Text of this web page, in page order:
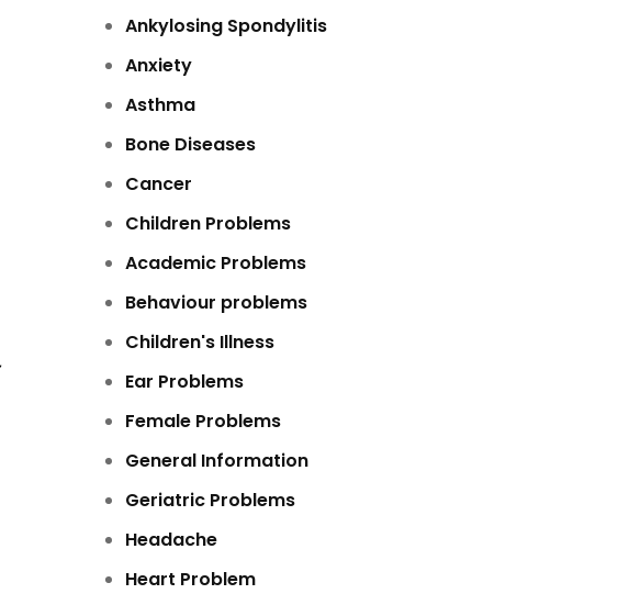
Ankylosing Spondylitis
Anxiety
Asthma
Bone Diseases
Cancer
Children Problems
Academic Problems
Behaviour problems
Children's Illness
Ear Problems
Female Problems
General Information
Geriatric Problems
Headache
Heart Problem